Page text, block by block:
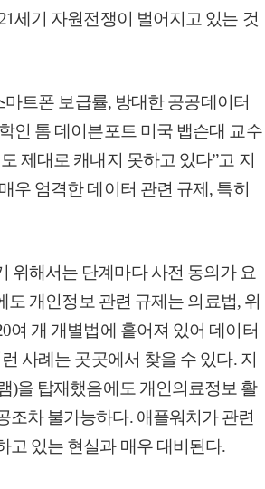
세기 자원전쟁이 벌어지고 있는 것
트폰 보급률, 방대한 공공데이터
인 톰 데이븐포트 미국 뱁슨대 교수
제대로 캐내지 못하고 있다”고 지
우 엄격한 데이터 관련 규제, 특히
위해서는 단계마다 사전 동의가 요
개인정보 관련 규제는 의료법, 위
여 개 개별법에 흩어져 있어 데이터
사례는 곳곳에서 찾을 수 있다. 지
)을 탑재했음에도 개인의료정보 활
조차 불가능하다. 애플워치가 관련
고 있는 현실과 매우 대비된다.